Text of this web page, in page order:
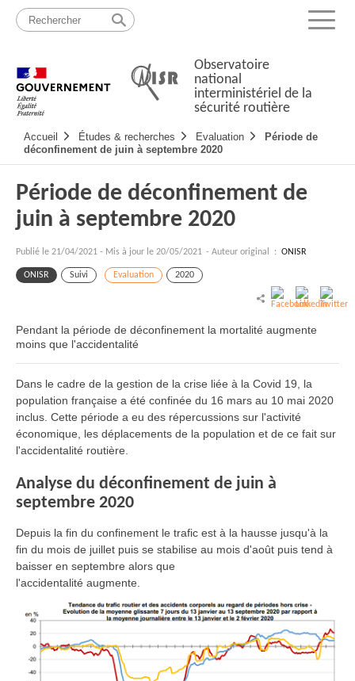
Passer
contenu
Menu
Observatoire
national
interministériel de la
sécurité routière
principale
Accueil Études & recherches Evaluation
Période de
déconfinement de juin à septembre 2020
Période de déconfinement de
juin à septembre 2020
Publié le 21/04/2021 - Mis à jour le 20/05/2021 - Auteur original : ONISR
ONISR Suivi Evaluation 2020
Pendant la période de déconfinement la mortalité augmente
moins que l'accidentalité
Dans le cadre de la gestion de la crise liée à la Covid 19, la
population française a été confinée du 16 mars au 10 mai 2020
inclus. Cette période a eu des répercussions sur l'activité
économique, les déplacements de la population et de ce fait sur
l'accidentalité routière.
Analyse du déconfinement de juin à
septembre 2020
Depuis la fin du confinement le trafic est à la hausse jusqu'à la
fin du mois de juillet puis se stabilise au mois d'août puis tend à
baisser en septembre alors que
l'accidentalité augmente.